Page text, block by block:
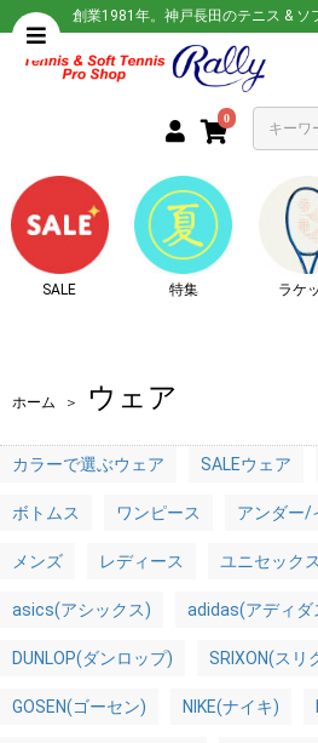
創業1981年。神戸長田のテニス & ソ
0
SALE 特集 ラケ
ホーム ＞ ウェア
カラーで選ぶウェア SALEウェア
ボトムス ワンピース アンダー/
メンズ レディース ユニセックス
asics(アシックス) adidas(アディダ
DUNLOP(ダンロップ) SRIXON(スリ
GOSEN(ゴーセン) NIKE(ナイキ)